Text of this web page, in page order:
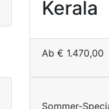
Kerala
Ab € 1.470,00
Sommer-